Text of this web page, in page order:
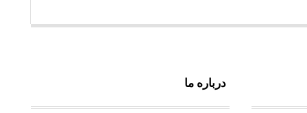
درباره ما